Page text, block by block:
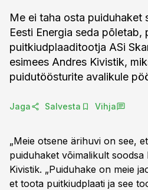
Me ei taha osta puiduhaket
Eesti Energia seda
puitkiudplaaditootja ASi
esimees Andres Kivistik,
puidutöösturite avalikule
Jaga Salvesta Vihja
„Meie otsene ärihuvi on see,
puiduhaket võimalikult soodsa
Kivistik. „Puiduhake on meie
et toota puitkiudplaati ja see